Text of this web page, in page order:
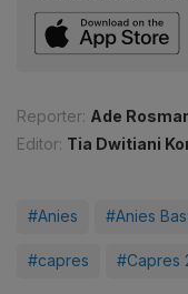
Reporter: Ade
Editor: Tia Dwitiani
#Anies #Anies
#capres #Capres